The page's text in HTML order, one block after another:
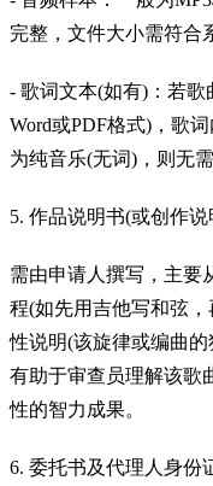
完整，文件大小需符合
- 歌词文本(如有)：若
Word或PDF格式)，歌
为纯音乐(无词)，则无
5. 作品说明书(或创作说
需由申请人撰写，主要
程(如先用吉他写和弦，
性说明(该旋律或编曲
有助于审查员理解该歌
性的智力成果。
6. 委托书及代理人身份